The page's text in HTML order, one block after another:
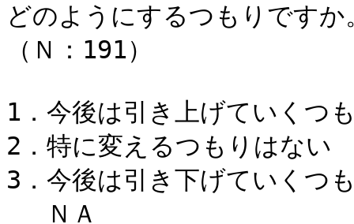
どのようにするつもりですか
（Ｎ：191）
1．今後は引き上げていく
2．特に変えるつもり
3．今後は引き下げていく
ＮＡ